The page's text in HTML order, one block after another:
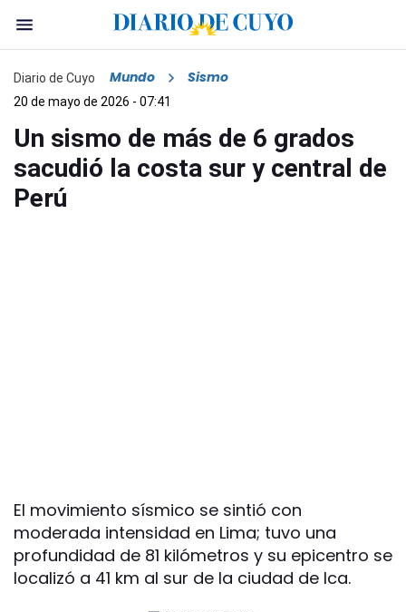
Diario de Cuyo Mundo Sismo
20 de mayo de 2026 - 07:41
Un sismo de más de 6 grados
sacudió la costa sur y central de
Perú
El movimiento sísmico se sintió con
moderada intensidad en Lima; tuvo una
profundidad de 81 kilómetros y su epicentro se
localizó a 41 km al sur de la ciudad de Ica.